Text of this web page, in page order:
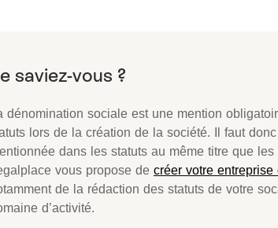
dénomination sociale est une mention
lors de la création de la société. Il faut
dans les statuts au même titre que
vous propose de créer votre
de la rédaction des statuts de votre
d’activité.